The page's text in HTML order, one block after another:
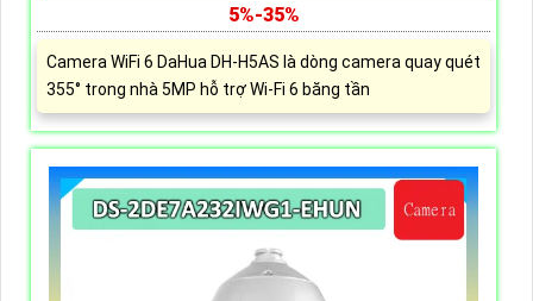
5%-35%
Camera WiFi 6 DaHua DH-H5AS là dòng camera quay quét
355° trong nhà 5MP hỗ trợ Wi-Fi 6 băng tần